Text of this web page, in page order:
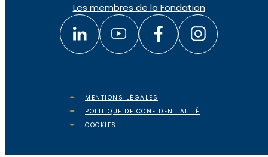
Les membres de la Fondation
MENTIONS LÉGALES
POLITIQUE DE CONFIDENTIALITÉ
COOKIES